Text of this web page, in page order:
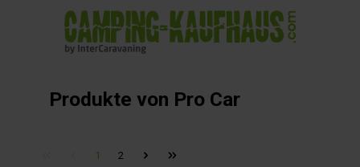
springen
Produkte von Pro Car
1 2